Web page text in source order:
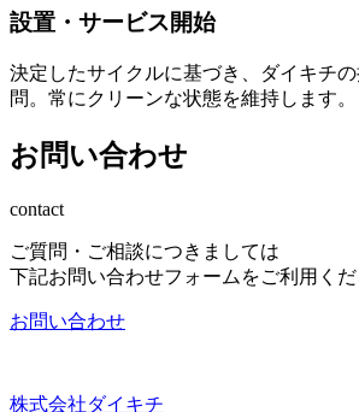
設置・サービス開始
決定したサイクルに基づき、ダイキチ
問。常にクリーンな状態を維持します。
お問い合わせ
contact
ご質問・ご相談につきましては
下記お問い合わせフォームをご利用くだ
お問い合わせ
株式会社ダイキチ